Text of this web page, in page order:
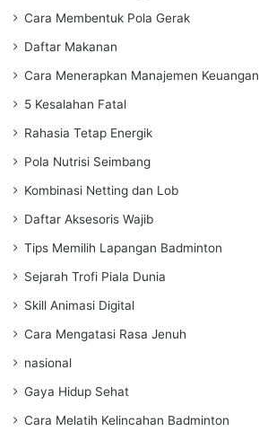
Cara Membentuk Pola Gerak
Daftar Makanan
Cara Menerapkan Manajemen Keuangan
5 Kesalahan Fatal
Rahasia Tetap Energik
Pola Nutrisi Seimbang
Kombinasi Netting dan Lob
Daftar Aksesoris Wajib
Tips Memilih Lapangan Badminton
Sejarah Trofi Piala Dunia
Skill Animasi Digital
Cara Mengatasi Rasa Jenuh
nasional
Gaya Hidup Sehat
Cara Melatih Kelincahan Badminton